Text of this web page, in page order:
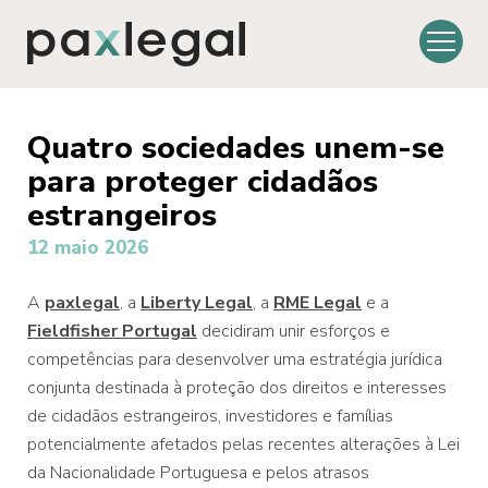
Quatro sociedades unem-se
para proteger cidadãos
estrangeiros
12 maio 2026
A paxlegal, a Liberty Legal, a RME Legal e a
Fieldfisher Portugal decidiram unir esforços e
competências para desenvolver uma estratégia jurídica
conjunta destinada à proteção dos direitos e interesses
de cidadãos estrangeiros, investidores e famílias
potencialmente afetados pelas recentes alterações à Lei
da Nacionalidade Portuguesa e pelos atrasos